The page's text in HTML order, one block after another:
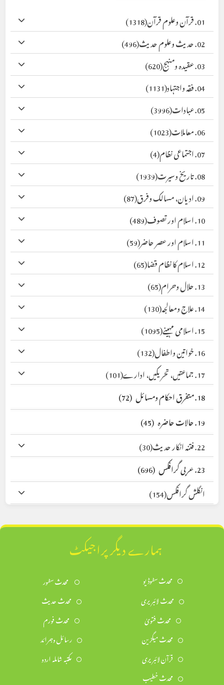
01. قرآن وعلوم قرآن
(1318)
02. حدیث وعلوم حدیث
(496)
03. عقیدہ ومنہج
(620)
04. فقہ واجتہاد
(1131)
05. عبادات
(3996)
06. معاملات
(1023)
07. اجتماعی نظام
(4)
08. تاریخ وسیرت
(1939)
09. ادیان، مسالک وفرق
(87)
10. اسلام اور تصوف
(489)
11. اسلام اور عصر حاضر
(59)
12. اسلام کا نظام قضا
(65)
13. حلال وحرام
(65)
14. علاج ومعالجہ
(130)
15. اسلامی مہینے
(1095)
16. خواتین واطفال
(132)
17. جماعتیں، تحریکیں، ادارے
(101)
18. متفرق احکام ومسائل
(72)
19. حالات حاضرہ
(45)
22. فتنہ انکار حدیث
(30)
23. عربی گرافکس
(696)
انگلش گرافکس(154)
ہمارے دیگر پراجیکٹ
محدث سٹوڈیو
محدث سٹور
محدث لائبریری
محدث حدیث
محدث فتویٰ
محدث فورم
محدث میگزین
رسائل وجرائد
قرآن لائبریری
مکتبہ شاملہ اردو
محدث خطیب